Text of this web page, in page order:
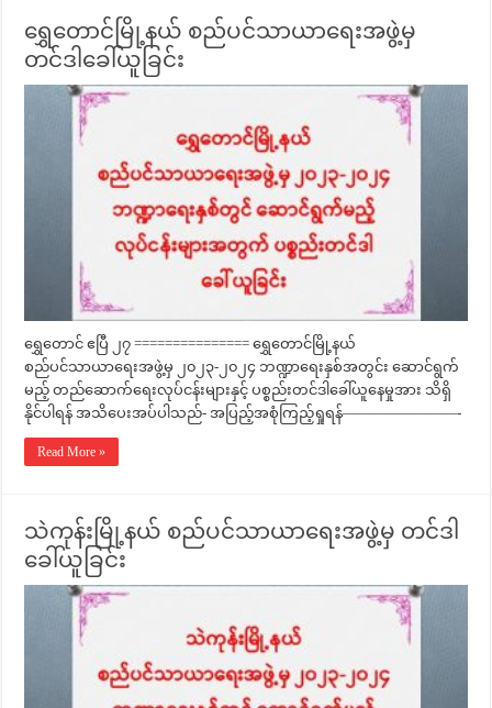
ရွှေတောင်မြို့နယ် စည်ပင်သာယာရေးအဖွဲ့မှ
တင်ဒါခေါ်ယူခြင်း
ရွှေတောင် ဧပြီ ၂၇ =============== ရွှေတောင်မြို့နယ်
စည်ပင်သာယာရေးအဖွဲ့မှ ၂၀၂၃-၂၀၂၄ ဘဏ္ဍာရေးနှစ်အတွင်း ဆောင်ရွက်
မည့် တည်ဆောက်ရေးလုပ်ငန်းများနှင့် ပစ္စည်းတင်ဒါခေါ်ယူနေမှုအား သိရှိ
နိုင်ပါရန် အသိပေးအပ်ပါသည်- အပြည့်အစုံကြည့်ရှုရန်————————-
Read More »
သဲကုန်းမြို့နယ် စည်ပင်သာယာရေးအဖွဲ့မှ တင်ဒါ
ခေါ်ယူခြင်း